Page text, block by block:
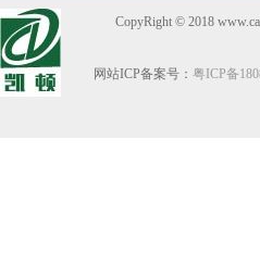
CopyRight © 2018
网站ICP备案号： 粤ICP备